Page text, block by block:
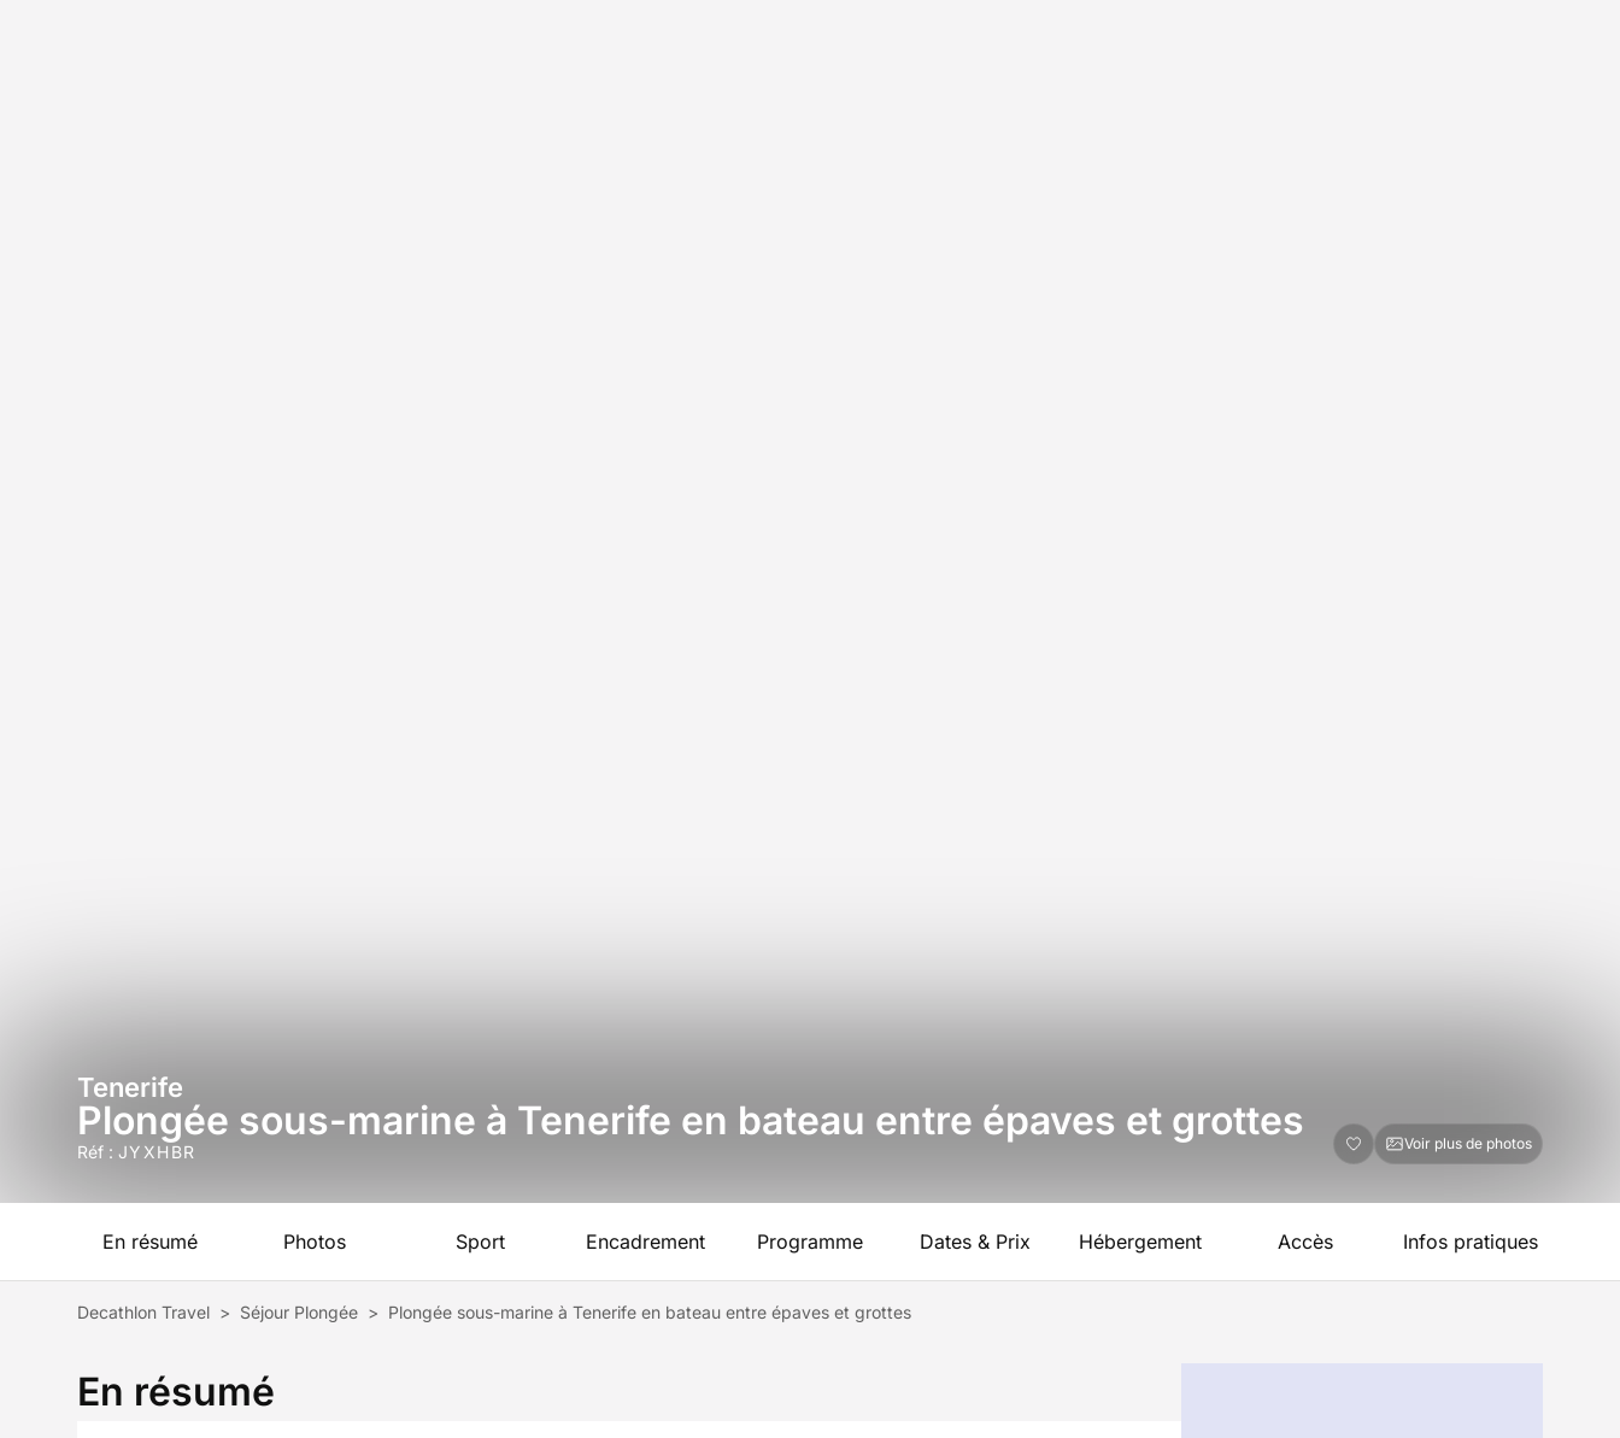
Tenerife
Plongée sous-marine à Tenerife en bateau entre épaves et grottes
Réf : JYXHBR Voir plus de photos
En résumé Photos Sport Encadrement Programme Dates & Prix Hébergement Accès Infos pratiques
Decathlon Travel > Séjour Plongée > Plongée sous-marine à Tenerife en bateau entre épaves et grottes
En résumé